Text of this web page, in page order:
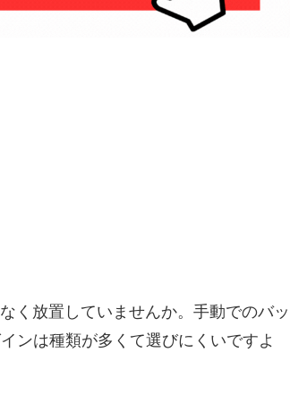
く放置していませんか。手動でのバッ
ンは種類が多くて選びにくいですよ